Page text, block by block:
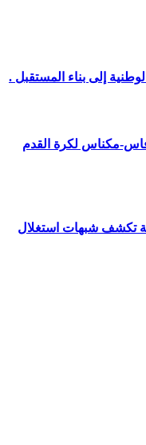
إلى بناء المستقبل .
فاس-مكناس لكرة القدم
تكشف شبهات استغلال